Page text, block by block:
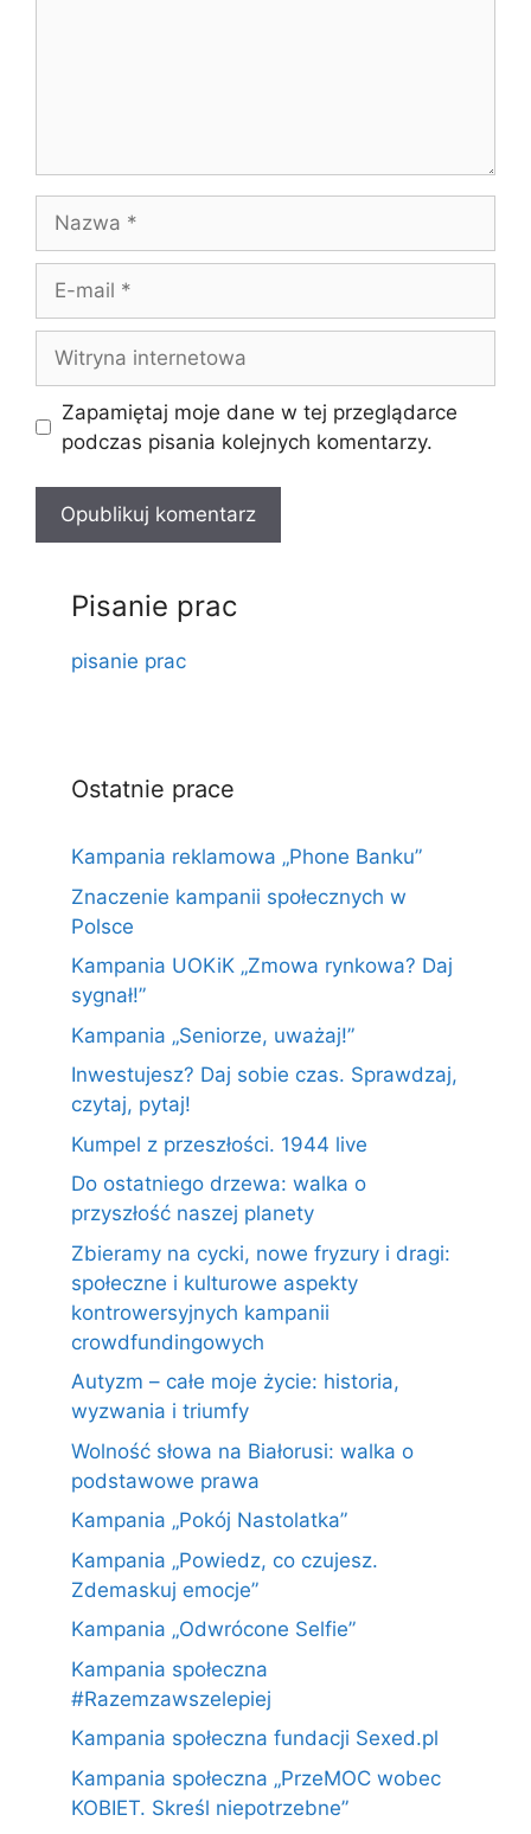
mail
internetowa
Zapamiętaj moje dane w tej przeglądarce
podczas pisania kolejnych komentarzy.
Pisanie prac
pisanie prac
Ostatnie prace
Kampania reklamowa „Phone Banku”
Znaczenie kampanii społecznych w
Polsce
Kampania UOKiK „Zmowa rynkowa? Daj
sygnał!”
Kampania „Seniorze, uważaj!”
Inwestujesz? Daj sobie czas. Sprawdzaj,
czytaj, pytaj!
Kumpel z przeszłości. 1944 live
Do ostatniego drzewa: walka o
przyszłość naszej planety
Zbieramy na cycki, nowe fryzury i dragi:
społeczne i kulturowe aspekty
kontrowersyjnych kampanii
crowdfundingowych
Autyzm – całe moje życie: historia,
wyzwania i triumfy
Wolność słowa na Białorusi: walka o
podstawowe prawa
Kampania „Pokój Nastolatka”
Kampania „Powiedz, co czujesz.
Zdemaskuj emocje”
Kampania „Odwrócone Selfie”
Kampania społeczna
#Razemzawszelepiej
Kampania społeczna fundacji Sexed.pl
Kampania społeczna „PrzeMOC wobec
KOBIET. Skreśl niepotrzebne”